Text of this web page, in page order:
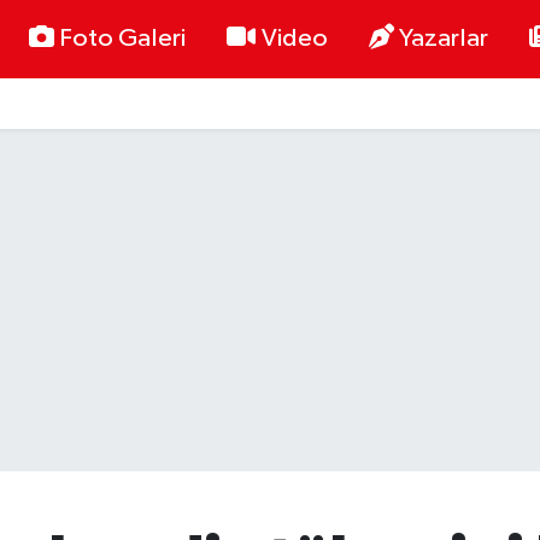
Foto Galeri Video Yazarlar